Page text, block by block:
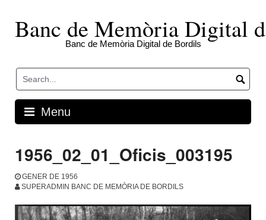
contentBanc de Memòria Digital
Banc de Memòria Digital de Bordils
Menu
1956_02_01_Oficis_003195
GENER DE 1956
SUPERADMIN BANC DE MEMÒRIA DE BORDILS